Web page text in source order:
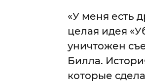
«У меня есть
целая идея
уничтожен
Билла.
которые